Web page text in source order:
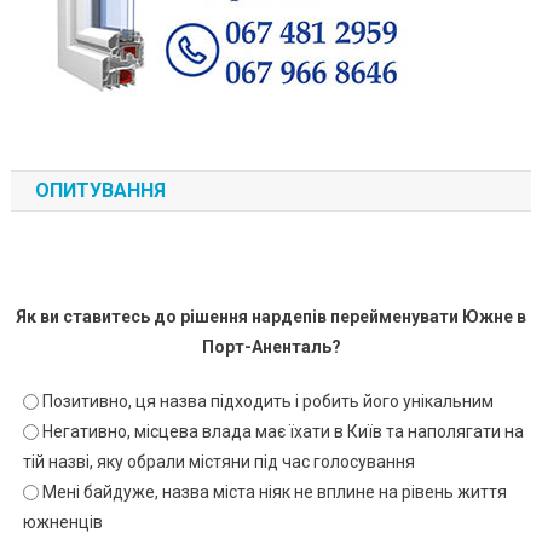
ОПИТУВАННЯ
Як ви ставитесь до рішення нардепів перейменувати Южне в
Порт-Аненталь?
Позитивно, ця назва підходить і робить його унікальним
Негативно, місцева влада має їхати в Київ та наполягати на
тій назві, яку обрали містяни під час голосування
Мені байдуже, назва міста ніяк не вплине на рівень життя
южненців